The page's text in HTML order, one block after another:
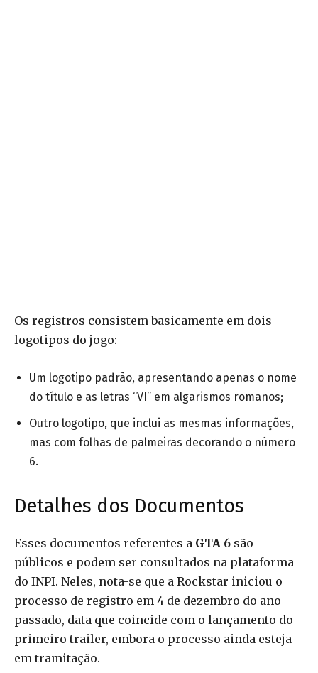
Os registros consistem basicamente em dois
logotipos do jogo:
Um logotipo padrão, apresentando apenas o nome
do título e as letras “VI” em algarismos romanos;
Outro logotipo, que inclui as mesmas informações,
mas com folhas de palmeiras decorando o número
6.
Detalhes dos Documentos
Esses documentos referentes a GTA 6 são
públicos e podem ser consultados na plataforma
do INPI. Neles, nota-se que a Rockstar iniciou o
processo de registro em 4 de dezembro do ano
passado, data que coincide com o lançamento do
primeiro trailer, embora o processo ainda esteja
em tramitação.